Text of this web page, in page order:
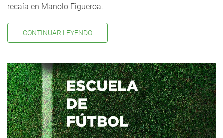
recaía en Manolo Figueroa.
CONTINUAR LEYENDO